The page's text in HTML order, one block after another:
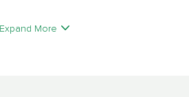
Expand More